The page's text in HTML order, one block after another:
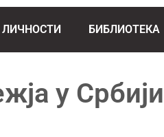
ЛИЧНОСТИ БИБЛИОТЕКА
у Србији